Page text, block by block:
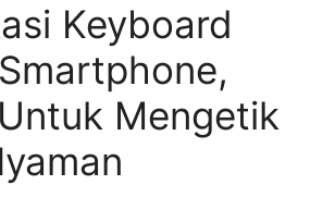
Keyboard
Mengetik